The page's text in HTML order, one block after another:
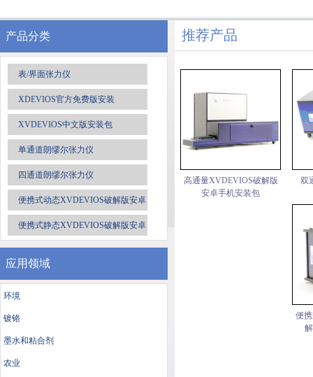
产品分类
表/界面张力仪
XDEVIOS官方免费版安装
XVDEVIOS中文版安装包
单通道朗缪尔张力仪
四通道朗缪尔张力仪
便携式动态XVDEVIOS破解版安卓
手机安装包
便携式静态XVDEVIOS破解版安卓
手机安装包
应用领域
环境
镀铬
墨水和粘合剂
农业
推荐产品
高通量XVDEVIOS破解版
安卓手机安装包
双
便